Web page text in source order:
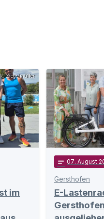
Ziegelmüller
im
notes 07. August
Gersthofen
E-